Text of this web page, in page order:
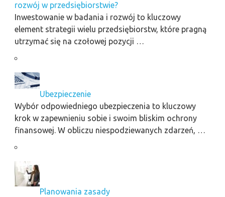
rozwój w przedsiębiorstwie?
Inwestowanie w badania i rozwój to kluczowy
element strategii wielu przedsiębiorstw, które pragną
utrzymać się na czołowej pozycji …
Ubezpieczenie
Wybór odpowiedniego ubezpieczenia to kluczowy
krok w zapewnieniu sobie i swoim bliskim ochrony
finansowej. W obliczu niespodziewanych zdarzeń, …
Planowania zasady